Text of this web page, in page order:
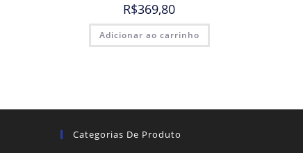
R$369,80
Adicionar ao carrinho
Categorias De Produto